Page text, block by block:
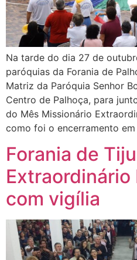
Na tarde do dia 27 de
paróquias da Forania de
Matriz da Paróquia Senhor
Centro de Palhoça, para
do Mês Missionário
como foi o encerramento
Forania de
com vigília